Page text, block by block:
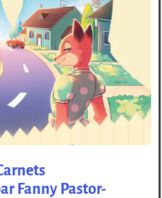
Fanny Pastor-